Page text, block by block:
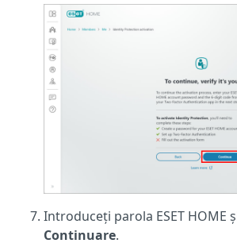
Introduceți parola ESET HOME
Continuare.